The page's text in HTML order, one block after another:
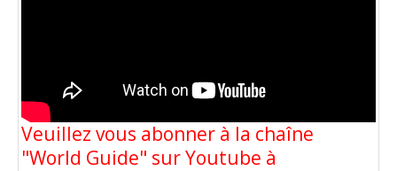
Veuillez vous abonner à la chaîne
"World Guide" sur Youtube à